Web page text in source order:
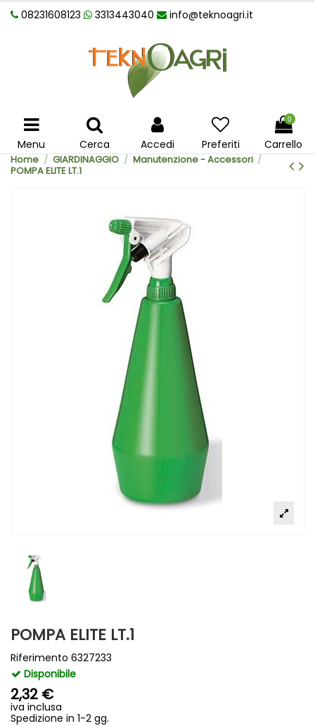
08231608123 3313443040 info@teknoagri.it
Menu Cerca Accedi Preferiti
0
Carrello
Home GIARDINAGGIO
Manutenzione - Accessori
POMPA ELITE LT.1
POMPA ELITE LT.1
Riferimento 6327233
Disponibile
2,32 €
iva inclusa
Spedizione in 1-2 gg.